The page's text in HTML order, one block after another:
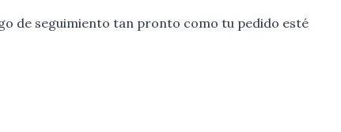
de seguimiento tan pronto como tu pedido esté